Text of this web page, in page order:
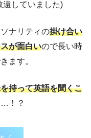
遠していました)
ナリティの掛け合い
が面白いので長い時
ます。
持って英語を聞くこ
…！？